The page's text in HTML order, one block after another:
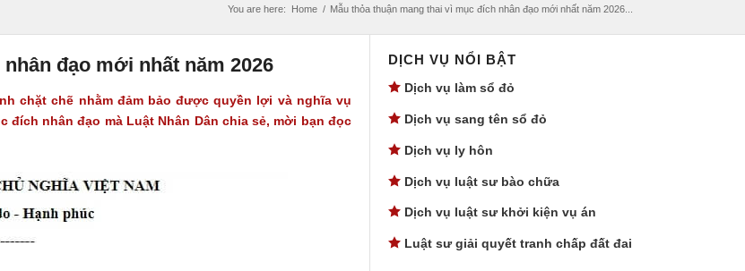
You are here: Home / Mẫu thỏa thuận mang thai vì mục đích nhân đạo mới nhất năm 2026...
đạo mới nhất năm 2026
chặt chẽ nhằm đảm bảo được quyền lợi và nghĩa vụ
đích nhân đạo mà Luật Nhân Dân chia sẻ, mời bạn đọc
DỊCH VỤ NỔI BẬT
Dịch vụ làm sổ đỏ
Dịch vụ sang tên sổ đỏ
Dịch vụ ly hôn
Dịch vụ luật sư bào chữa
Dịch vụ luật sư khởi kiện vụ án
Luật sư giải quyết tranh chấp đất đai